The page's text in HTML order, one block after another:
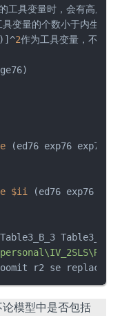
具变量时，会有高度共
变量的个数小于内生变量
2作为工具变量，不会
(ed76 exp76
$ii
(ed76 exp76
Table3_B_3
r2 se replace
模型中是否包括